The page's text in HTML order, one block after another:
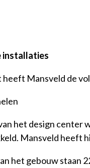
installaties
Mansveld de
het design center
Mansveld heeft
het gebouw staan